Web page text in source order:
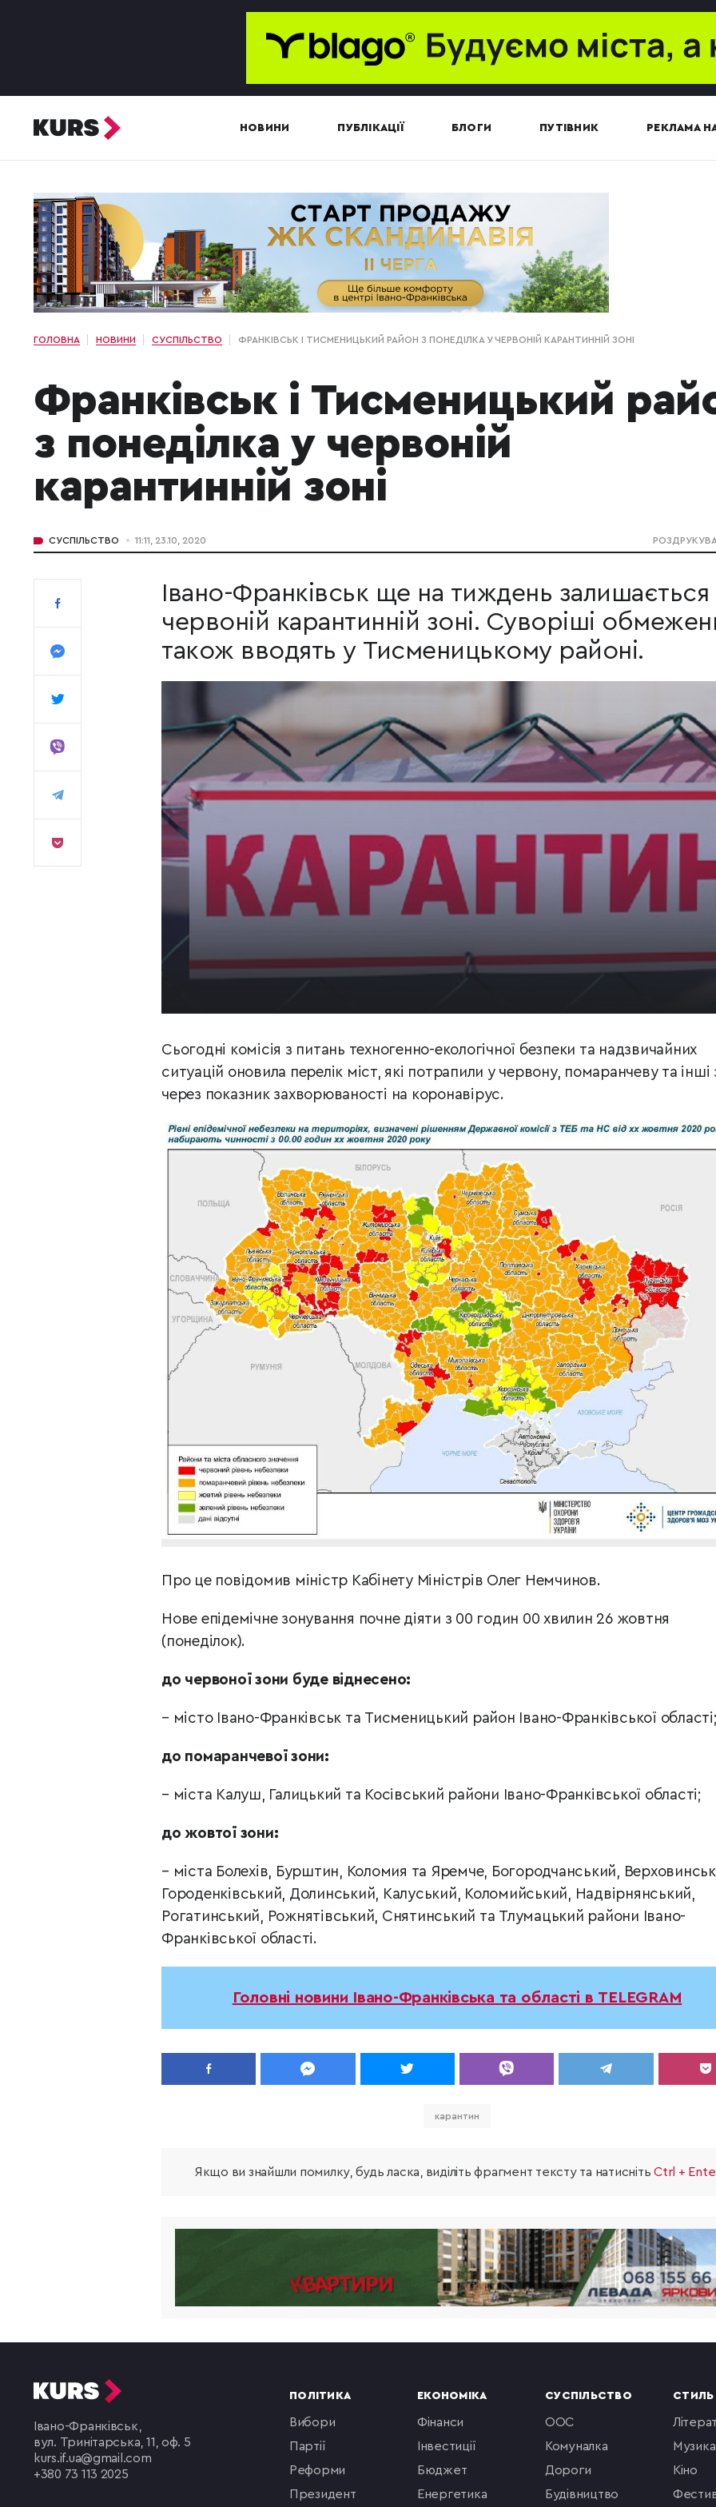
НОВИНИ ПУБЛІКАЦІЇ БЛОГИ ПУТІВНИК РЕКЛАМА
ГОЛОВНА НОВИНИ СУСПІЛЬСТВО ФРАНКІВСЬК І ТИСМЕНИЦЬКИЙ РАЙОН З ПОНЕДІЛКА У ЧЕРВОНІЙ КАРАНТИННІЙ ЗОНІ
Франківськ і Тисменицький
з понеділка у червоній
карантинній зоні
СУСПІЛЬСТВО 11:11, 23.10, 2020
Івано-Франківськ ще на тиждень залишається
червоній карантинній зоні. Суворіші
також вводять у Тисменицькому районі.
Сьогодні комісія з питань техногенно-екологічної безпеки та надзвичайних
ситуацій оновила перелік міст, які потрапили у червону, помаранчеву та інші
через показник захворюваності на коронавірус.
Про це повідомив міністр Кабінету Міністрів Олег Немчинов.
Нове епідемічне зонування почне діяти з 00 годин 00 хвилин 26 жовтня
(понеділок).
до червоної зони буде віднесено:
– місто Івано-Франківськ та Тисменицький район Івано-Франківської
до помаранчевої зони:
– міста Калуш, Галицький та Косівський райони Івано-Франківської області;
до жовтої зони:
– міста Болехів, Бурштин, Коломия та Яремче, Богородчанський,
Городенківський, Долинський, Калуський, Коломийський, Надвірнянський,
Рогатинський, Рожнятівський, Снятинський та Тлумацький райони Івано-
Франківської області.
Головні новини Івано-Франківська та області в TELEGRAM
карантин
Якщо ви знайшли помилку, будь ласка, виділіть фрагмент тексту та натиснітьCtrl +
Івано-Франківськ,
вул. Тринітарська, 11, оф. 5
kurs.if.ua@gmail.com
+380 73 113 2025
ПОЛІТИКА
вибори
партії
реформи
президент
ЕКОНОМІКА
фінанси
інвестиції
бюджет
енергетика
СУСПІЛЬСТВО
ООС
комуналка
Дороги
будівництво
музика
кіно